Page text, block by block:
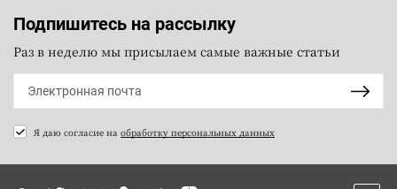
Подпишитесь на рассылку
Раз в неделю мы присылаем самые важные статьи
Я даю согласие на обработку персональных данных